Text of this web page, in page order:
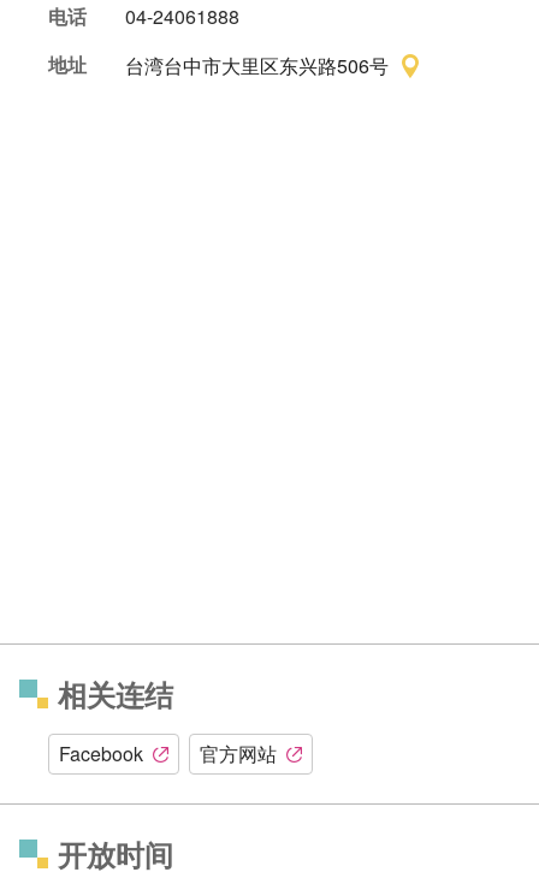
电话
04-24061888
地址
台湾台中市大里区东兴路506号
相关连结
Facebook 官方网站
开放时间